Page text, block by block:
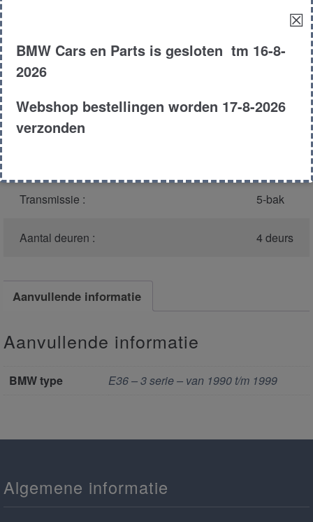
Model : E36
Type :
Transmissie : 5-bak
Aantal deuren : 4 deurs
Aanvullende informatie
Aanvullende informatie
BMW type E36 – 3 serie – van 1990 t/m 1999
Algemene informatie
☒
BMW Cars en Parts is gesloten tm 16-8-
2026
Webshop bestellingen worden 17-8-2026
verzonden